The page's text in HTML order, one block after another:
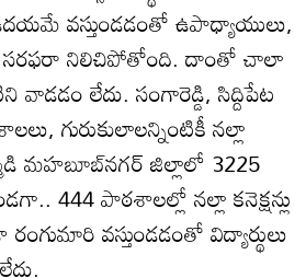
వస్తుండడంతో ఉపాధ్యాయులు,
సరఫరా నిలిచిపోతోంది. దాంతో చాలా
లేదు. సంగారెడ్డి, సిద్దిపేట
గురుకులాలన్నింటికీ నల్లా
మహబూబ్‌నగర్‌ జిల్లాలో 3225
444 పాఠశాలల్లో నల్లా కనెక్షన్లు
వస్తుండడంతో విద్యార్థులు